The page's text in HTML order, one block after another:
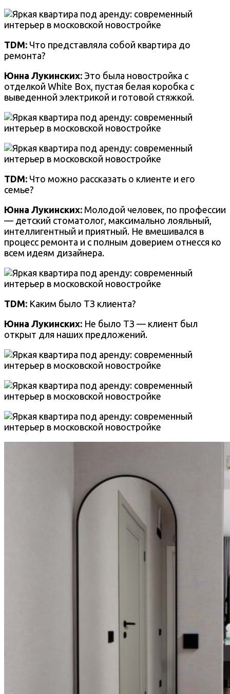
TDM: Что представляла собой квартира до
ремонта?
Юнна Лукинских: Это была новостройка с
отделкой White Box, пустая белая коробка с
выведенной электрикой и готовой стяжкой.
TDM: Что можно рассказать о клиенте и его
семье?
Юнна Лукинских: Молодой человек, по профессии
— детский стоматолог, максимально лояльный,
интеллигентный и приятный. Не вмешивался в
процесс ремонта и с полным доверием отнесся ко
всем идеям дизайнера.
TDM: Каким было ТЗ клиента?
Юнна Лукинских: Не было ТЗ — клиент был
открыт для наших предложений.